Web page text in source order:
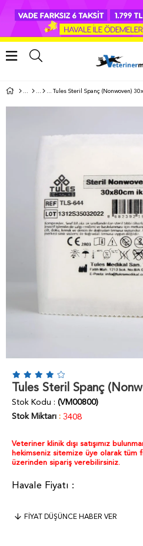
Tules Steril Spanç (Nonwoven)
Tules Steril Spanç
Stok Kodu
(VM00800)
Stok Miktarı : 3408
Veteriner klinik dışı satışımız
hekimseniz sitemize üye olarak tüm
üzerinden sipariş verebilirsiniz.
FIYAT DÜŞÜNCE HABER VER